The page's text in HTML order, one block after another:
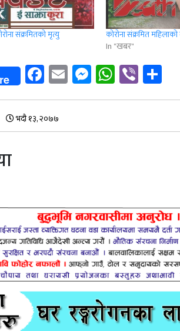
संक्रमितको मृत्यु
कोरोना संक्रमित
In "खबर"
Facebook
EmailMessenger
WhatsApp
Viber
भदौ १३, २०७७